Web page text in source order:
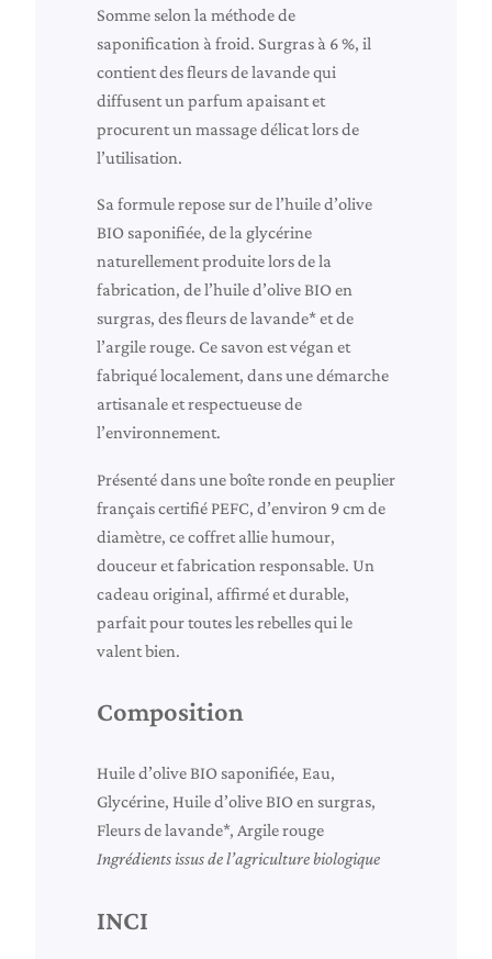
e
a
u
"
V
t
m
i
e
u
x
ê
t
e
b
l
e
e
Somme selon la méthode de
saponification à froid. Surgras à 6 %, il
contient des fleurs de lavande qui
diffusent un parfum apaisant et
procurent un massage délicat lors de
l’utilisation.
Sa formule repose sur de l’huile d’olive
BIO saponifiée, de la glycérine
naturellement produite lors de la
fabrication, de l’huile d’olive BIO en
surgras, des fleurs de lavande* et de
l’argile rouge. Ce savon est végan et
fabriqué localement, dans une démarche
artisanale et respectueuse de
l’environnement.
Présenté dans une boîte ronde en peuplier
français certifié PEFC, d’environ 9 cm de
diamètre, ce coffret allie humour,
douceur et fabrication responsable. Un
cadeau original, affirmé et durable,
parfait pour toutes les rebelles qui le
valent bien.
Composition
Huile d’olive BIO saponifiée, Eau,
Glycérine, Huile d’olive BIO en surgras,
Fleurs de lavande*, Argile rouge
Ingrédients issus de l’agriculture biologique
INCI